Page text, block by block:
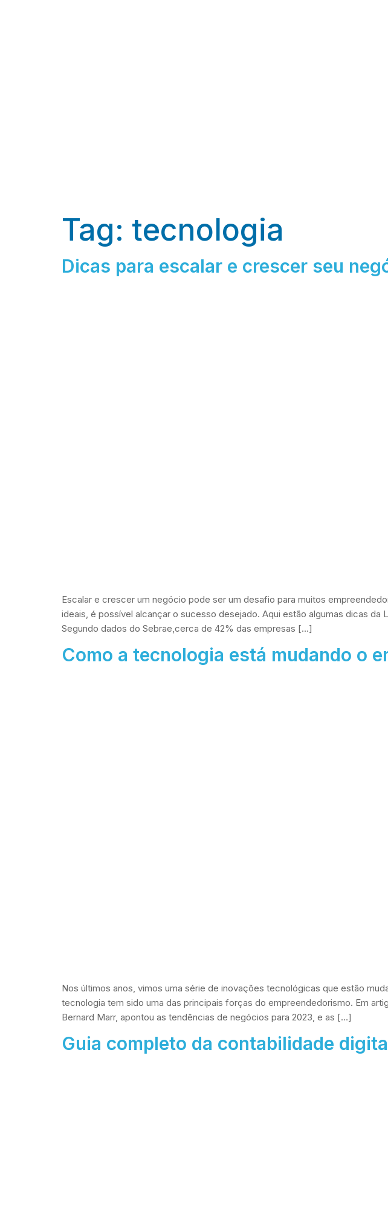
Tag: tecnologia
Dicas para escalar e crescer seu
Escalar e crescer um negócio pode ser um desafio para muitos
ideais, é possível alcançar o sucesso desejado. Aqui estão algumas dicas
Segundo dados do Sebrae,cerca de 42% das empresas […]
Como a tecnologia está mudando o
Nos últimos anos, vimos uma série de inovações tecnológicas que estão
tecnologia tem sido uma das principais forças do empreendedorismo. Em
Bernard Marr, apontou as tendências de negócios para 2023, e as […]
Guia completo da contabilidade